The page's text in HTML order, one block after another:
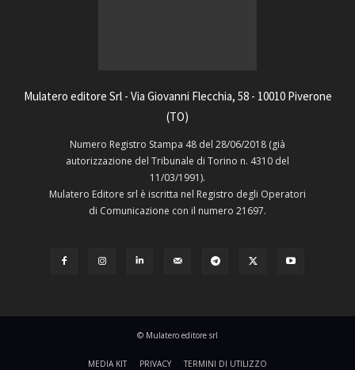
Mulatero editore Srl - Via Giovanni Flecchia, 58 - 10010 Piverone
(TO)
Numero Registro Stampa 48 del 28/06/2018 (già
autorizzazione del Tribunale di Torino n. 4310 del
11/03/1991).
Mulatero Editore srl è iscritta nel Registro degli Operatori
di Comunicazione con il numero 21697.
© Mulatero editore srl
MEDIA KIT PRIVACY TERMINI DI UTILIZZO